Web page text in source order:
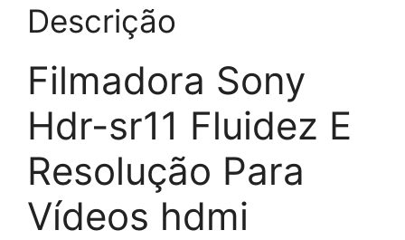
quantidade
Descrição
Filmadora Sony
Hdr-sr11 Fluidez E
Resolução Para
Vídeos hdmi